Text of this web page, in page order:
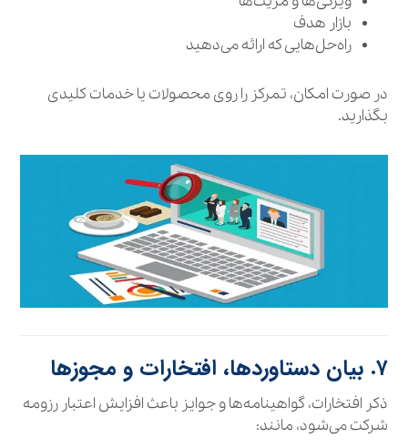
بازار هدف
راه‌حل‌هایی که ارائه می‌دهید
در صورت امکان، تمرکز را روی محصولات یا خدمات کلیدی
بگذارید.
۷. بیان دستاوردها، افتخارات و مجوزها
ذکر افتخارات، گواهینامه‌ها و جوایز باعث افزایش اعتبار رزومه
شرکت می‌شود، مانند: